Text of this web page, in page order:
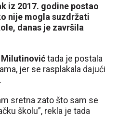
iz 2017. godine postao
nije mogla suzdržati
danas je završila
Milutinovićtada je postala
jer se rasplakala dajući
sretna zato što sam se
školu”, rekla je tada